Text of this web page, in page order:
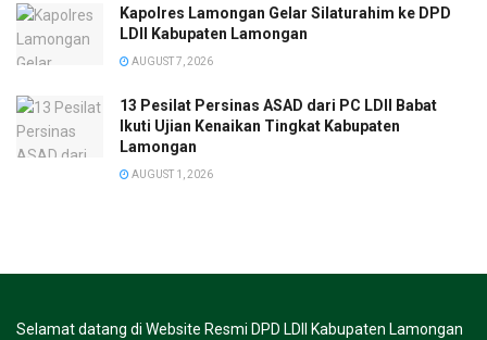
Kapolres Lamongan Gelar Silaturahim ke DPD
LDII Kabupaten Lamongan
AUGUST 7, 2026
13 Pesilat Persinas ASAD dari PC LDII Babat
Ikuti Ujian Kenaikan Tingkat Kabupaten
Lamongan
AUGUST 1, 2026
Selamat datang di Website Resmi DPD LDII Kabupaten Lamongan